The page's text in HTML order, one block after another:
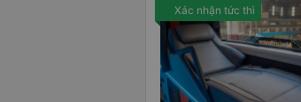
Xác nhận tức thì